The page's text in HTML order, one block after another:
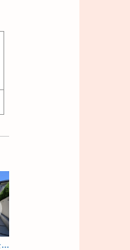
直線が創り出すモダンな新築外構